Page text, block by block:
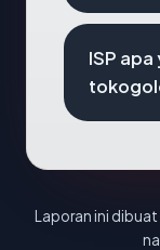
ISP
Laporan ini